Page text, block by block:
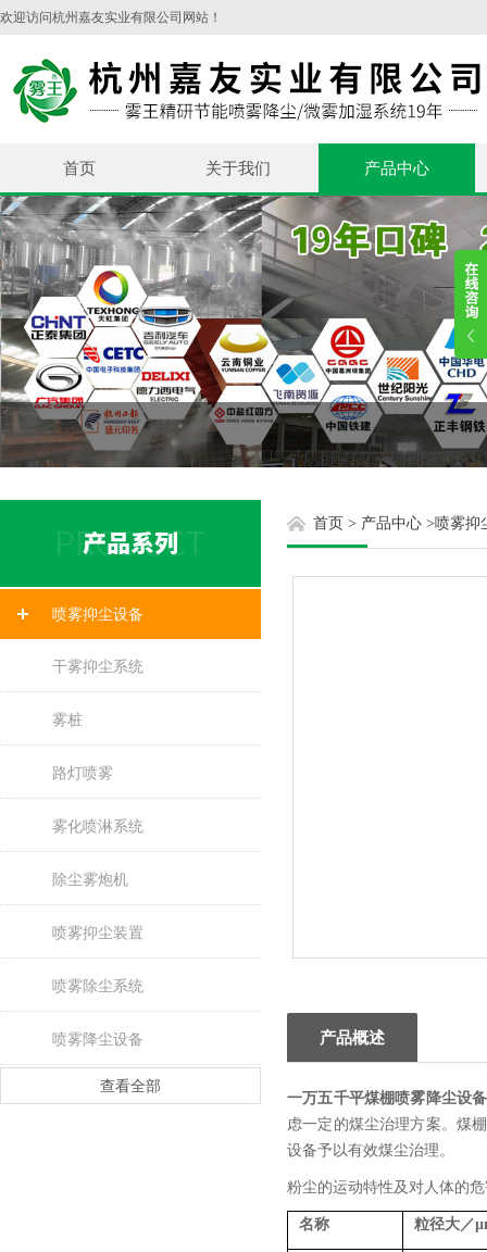
欢迎访问杭州嘉友实业有限公司网站！
首页 关于我们 产品中心
喷雾抑尘设备
干雾抑尘系统
雾桩
路灯喷雾
雾化喷淋系统
除尘雾炮机
喷雾抑尘装置
喷雾除尘系统
喷雾降尘设备
查看全部
首页 > 产品中心 >喷雾抑
产品概述
一万五千平煤棚喷雾降尘设备
虑一定的煤尘治理方案。煤
设备予以有效煤尘治理。
粉尘的运动特性及对人体的
名称 粒径大／